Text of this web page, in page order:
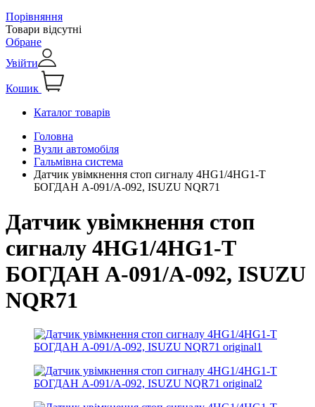
Порівняння
Товари відсутні
Обране
Увійти
Кошик
Каталог товарів
Головна
Вузли автомобіля
Гальмівна система
Датчик увiмкнення стоп сигналу 4HG1/4HG1-T
БОГДАН А-091/А-092, ISUZU NQR71
Датчик увiмкнення стоп
сигналу 4HG1/4HG1-T
БОГДАН А-091/А-092, ISUZU
NQR71